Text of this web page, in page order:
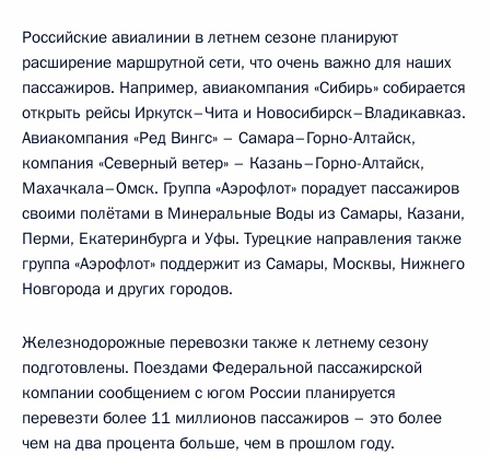
Российские авиалинии в летнем сезоне планируют
расширение маршрутной сети, что очень важно для наших
пассажиров. Например, авиакомпания «Сибирь» собирается
открыть рейсы Иркутск–Чита и Новосибирск–Владикавказ.
Авиакомпания «Ред Вингс» – Самара–Горно-Алтайск,
компания «Северный ветер» – Казань–Горно-Алтайск,
Махачкала–Омск. Группа «Аэрофлот» порадует пассажиров
своими полётами в Минеральные Воды из Самары, Казани,
Перми, Екатеринбурга и Уфы. Турецкие направления также
группа «Аэрофлот» поддержит из Самары, Москвы, Нижнего
Новгорода и других городов.
Железнодорожные перевозки также к летнему сезону
подготовлены. Поездами Федеральной пассажирской
компании сообщением с югом России планируется
перевезти более 11 миллионов пассажиров – это более
чем на два процента больше, чем в прошлом году.